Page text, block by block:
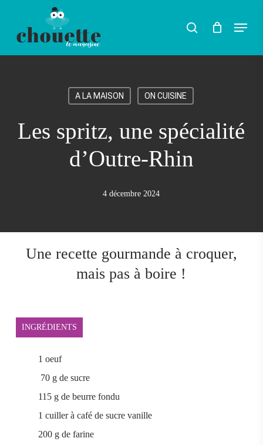
search Menu
A LA MAISON ON CUISINE
Les spritz, une spécialité
d’Outre-Rhin
4 décembre 2024
Une recette gourmande à croquer,
mais pas à boire !
INGRÉDIENTS
1 oeuf
70 g de sucre
115 g de beurre fondu
1 cuiller à café de sucre vanille
200 g de farine